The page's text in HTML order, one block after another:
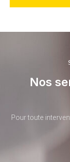
Nos
Pour toute